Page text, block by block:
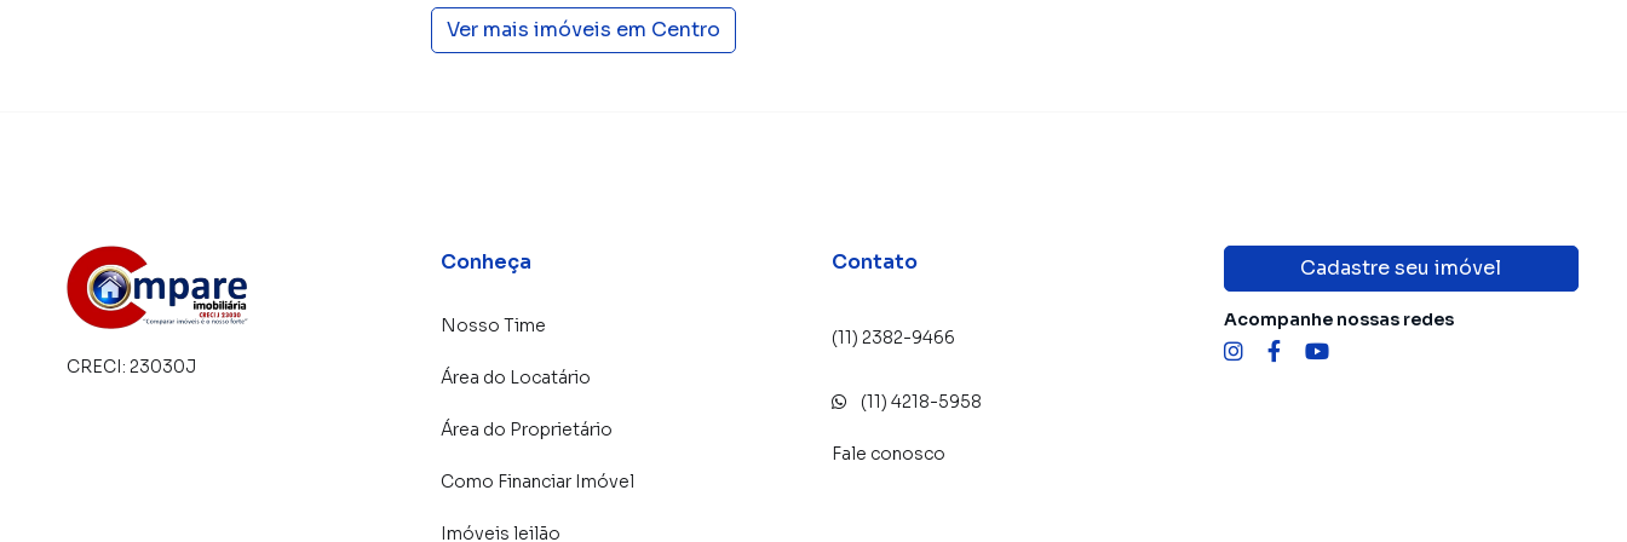
atender proprietários e inquilinos.
Ver mais imóveis em Centro
CRECI: 23030J
Conheça
Nosso Time
Área do Locatário
Área do Proprietário
Como Financiar Imóvel
Imóveis leilão
Contato
(11) 2382-9466
(11) 4218-5958
Fale conosco
Cadastre seu imóvel
Acompanhe nossas redes